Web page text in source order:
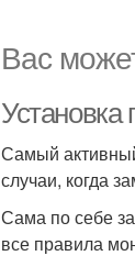
Вас
Самый
случаи, когда
Сама по себе
все правила